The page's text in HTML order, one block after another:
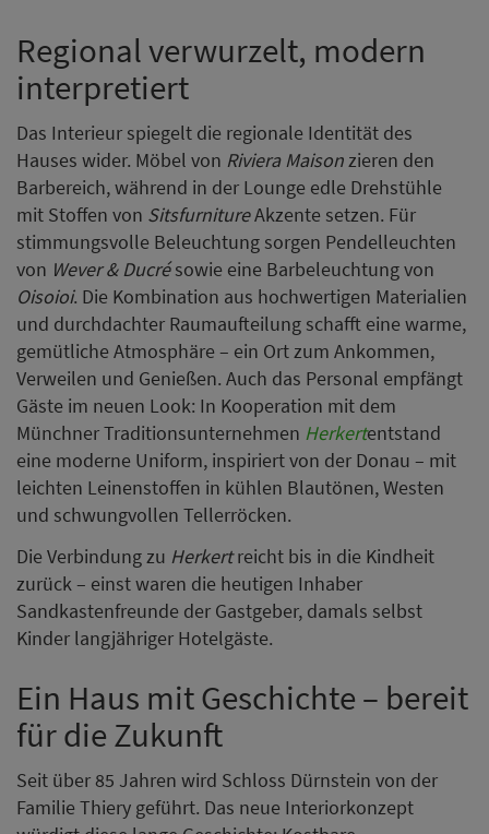
Regional verwurzelt, modern
interpretiert
Das Interieur spiegelt die regionale Identität des
Hauses wider. Möbel von Riviera Maisonzieren den
Barbereich, während in der Lounge edle Drehstühle
mit Stoffen von SitsfurnitureAkzente setzen. Für
stimmungsvolle Beleuchtung sorgen Pendelleuchten
von Wever & Ducrésowie eine Barbeleuchtung von
Oisoioi. Die Kombination aus hochwertigen Materialien
und durchdachter Raumaufteilung schafft eine warme,
gemütliche Atmosphäre – ein Ort zum Ankommen,
Verweilen und Genießen. Auch das Personal empfängt
Gäste im neuen Look: In Kooperation mit dem
Münchner Traditionsunternehmen Herkertentstand
eine moderne Uniform, inspiriert von der Donau – mit
leichten Leinenstoffen in kühlen Blautönen, Westen
und schwungvollen Tellerröcken.
Die Verbindung zu Herkertreicht bis in die Kindheit
zurück – einst waren die heutigen Inhaber
Sandkastenfreunde der Gastgeber, damals selbst
Kinder langjähriger Hotelgäste.
Ein Haus mit Geschichte – bereit
für die Zukunft
Seit über 85 Jahren wird Schloss Dürnstein von der
Familie Thiery geführt. Das neue Interiorkonzept